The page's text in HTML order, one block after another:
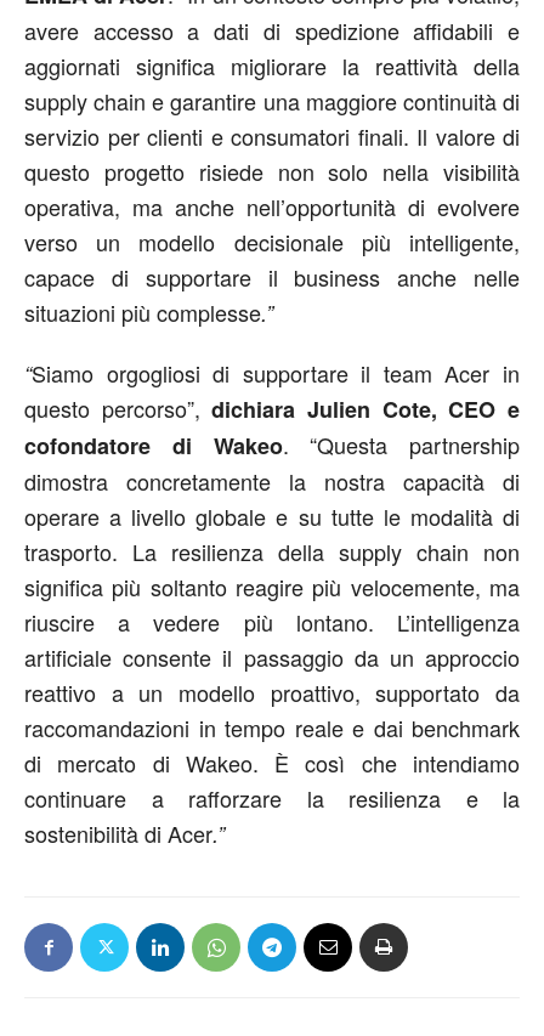
avere accesso a dati di spedizione affidabili e
aggiornati significa migliorare la reattività della
supply chain e garantire una maggiore continuità di
servizio per clienti e consumatori finali. Il valore di
questo progetto risiede non solo nella visibilità
operativa, ma anche nell’opportunità di evolvere
verso un modello decisionale più intelligente,
capace di supportare il business anche nelle
situazioni più complesse.”
“Siamo orgogliosi di supportare il team Acer in
questo percorso”,dichiara Julien Cote, CEO e
cofondatore di Wakeo. “Questa partnership
dimostra concretamente la nostra capacità di
operare a livello globale e su tutte le modalità di
trasporto. La resilienza della supply chain non
significa più soltanto reagire più velocemente, ma
riuscire a vedere più lontano. L’intelligenza
artificiale consente il passaggio da un approccio
reattivo a un modello proattivo, supportato da
raccomandazioni in tempo reale e dai benchmark
di mercato di Wakeo. È così che intendiamo
continuare a rafforzare la resilienza e la
sostenibilità di Acer.”